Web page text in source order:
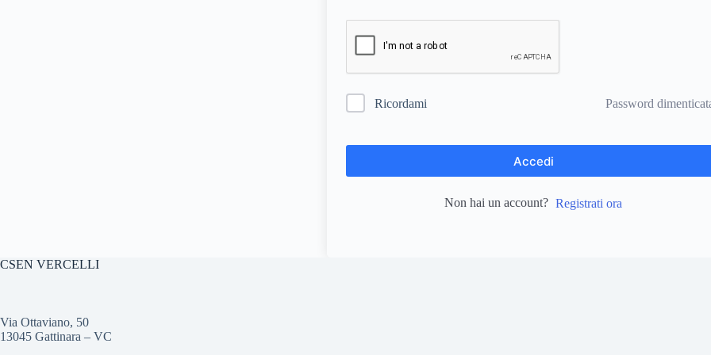
Ricordami Password
Accedi
Non hai un account? Registrati ora
CSEN VERCELLI
Via Ottaviano, 50
13045 Gattinara – VC